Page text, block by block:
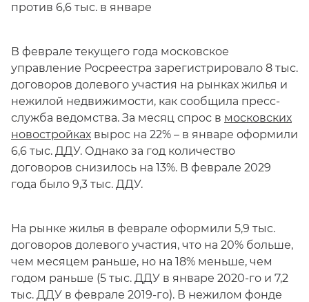
против 6,6 тыс. в январе
В феврале текущего года московское
управление Росреестра зарегистрировало 8 тыс.
договоров долевого участия на рынках жилья и
нежилой недвижимости, как сообщила пресс-
служба ведомства. За месяц спрос в московских
новостройках вырос на 22% – в январе оформили
6,6 тыс. ДДУ. Однако за год количество
договоров снизилось на 13%. В феврале 2029
года было 9,3 тыс. ДДУ.
На рынке жилья в феврале оформили 5,9 тыс.
договоров долевого участия, что на 20% больше,
чем месяцем раньше, но на 18% меньше, чем
годом раньше (5 тыс. ДДУ в январе 2020-го и 7,2
тыс. ДДУ в феврале 2019-го). В нежилом фонде